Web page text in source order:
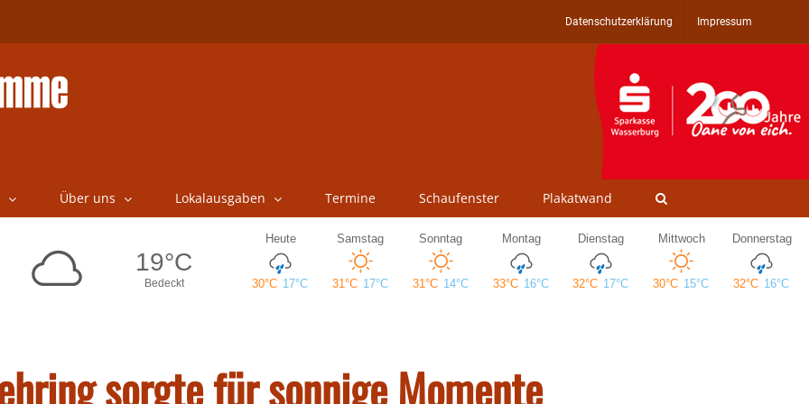
Datenschutzerklärung Impressum
Über uns Lokalausgaben Termine Schaufenster Plakatwand
sorgte für sonnige Momente